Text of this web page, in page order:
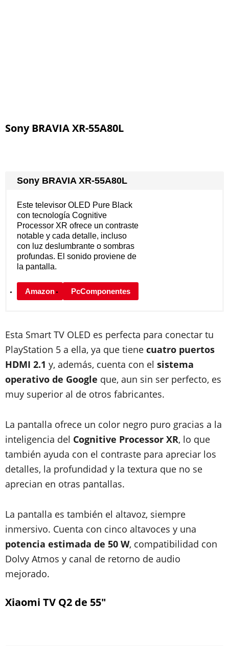
Sony BRAVIA XR-55A80L
Sony BRAVIA XR-55A80L
Amazon PcComponentes
Este televisor OLED Pure Black
con tecnología Cognitive
Processor XR ofrece un contraste
notable y cada detalle, incluso
con luz deslumbrante o sombras
profundas. El sonido proviene de
la pantalla.
Esta Smart TV OLED es perfecta para conectar tu
PlayStation 5 a ella, ya que tiene cuatro puertos
HDMI 2.1 y, además, cuenta con el sistema
operativo de Google que, aun sin ser perfecto, es
muy superior al de otros fabricantes.
La pantalla ofrece un color negro puro gracias a la
inteligencia del Cognitive Processor XR, lo que
también ayuda con el contraste para apreciar los
detalles, la profundidad y la textura que no se
aprecian en otras pantallas.
La pantalla es también el altavoz, siempre
inmersivo. Cuenta con cinco altavoces y una
potencia estimada de 50 W, compatibilidad con
Dolvy Atmos y canal de retorno de audio
mejorado.
Xiaomi TV Q2 de 55"